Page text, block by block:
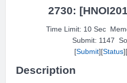
2730:
Time Limit: 10 Sec
Submit: 1147
[Submit][Status][
Description